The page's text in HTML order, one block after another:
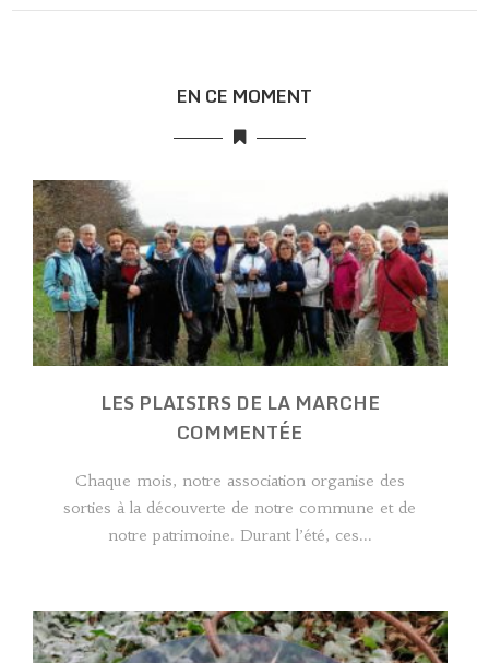
EN CE MOMENT
LES PLAISIRS DE LA MARCHE
COMMENTÉE
Chaque mois, notre association organise des
sorties à la découverte de notre commune et de
notre patrimoine. Durant l’été, ces...